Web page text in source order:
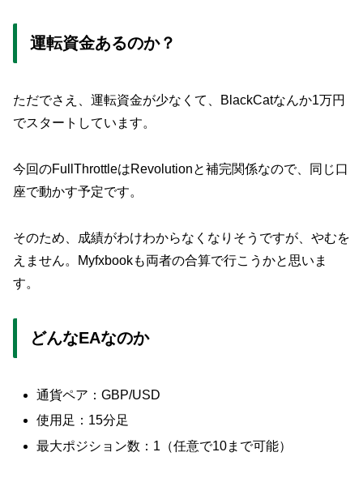
運転資金あるのか？
ただでさえ、運転資金が少なくて、BlackCatなんか1万円
でスタートしています。
今回のFullThrottleはRevolutionと補完関係なので、同じ口
座で動かす予定です。
そのため、成績がわけわからなくなりそうですが、やむを
えません。Myfxbookも両者の合算で行こうかと思いま
す。
どんなEAなのか
通貨ペア：GBP/USD
使用足：15分足
最大ポジション数：1（任意で10まで可能）